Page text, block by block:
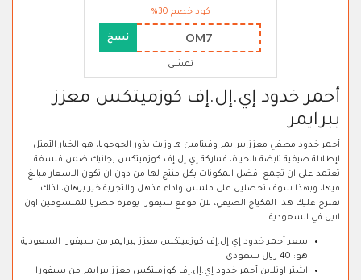
كود خصم 30%
OM7 نسخ
نمشي
أحمر خدود إي.إل.إف كوزميتكس معزز
ببرايمر
أحمر خدود مطفي معزز ببرايمر وفيتامين هـ وزيت بذور الجوجوبا، هو الخيار الأمثل
لإطلالة صيفية نابضة بالحياة، فماركة إي.إل.إف كوزميتكس بجانبك ضمن فلسفة
تعتمد على ان تجمع افضل المكونات بكل منتج لها من دون ان تكون الاسعار مبالغ
فيها، وبهذا سوف تحصلين على ملمس واداء مذهل والتجربة خير برهان، لذلك
نقترح عليك هذا المكياج الصيفي، لان موقع سيفورا يوفره حصريا للمتسوقين اون
لاين في السعودية.
سعر أحمر خدود إي.إل.إف كوزميتكس معزز ببرايمر من سيفورا السعودية
هو: 40 ريال سعودي
اشتر اونلاين أحمر خدود إي.إل.إف كوزميتكس معزز ببرايمر من سيفورا